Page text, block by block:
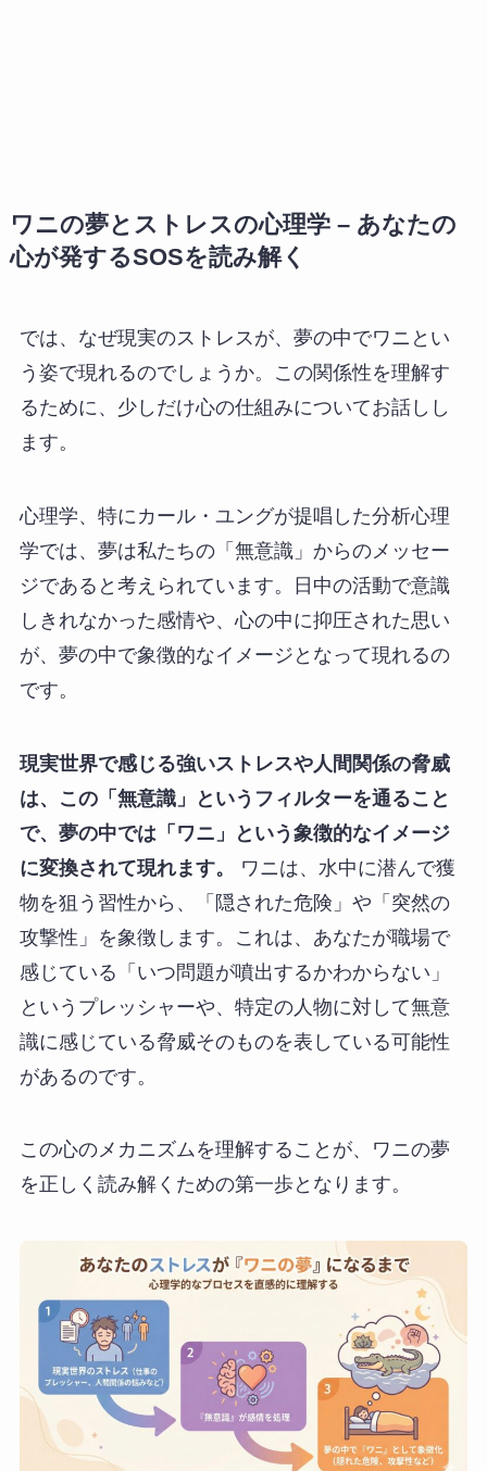
ワニの夢とストレスの心理学 – あなたの
心が発するSOSを読み解く
では、なぜ現実のストレスが、夢の中でワニとい
う姿で現れるのでしょうか。この関係性を理解す
るために、少しだけ心の仕組みについてお話しし
ます。
心理学、特にカール・ユングが提唱した分析心理
学では、夢は私たちの「無意識」からのメッセー
ジであると考えられています。日中の活動で意識
しきれなかった感情や、心の中に抑圧された思い
が、夢の中で象徴的なイメージとなって現れるの
です。
現実世界で感じる強いストレスや人間関係の脅威
は、この「無意識」というフィルターを通ること
で、夢の中では「ワニ」という象徴的なイメージ
に変換されて現れます。
ワニは、水中に潜んで獲
物を狙う習性から、「隠された危険」や「突然の
攻撃性」を象徴します。これは、あなたが職場で
感じている「いつ問題が噴出するかわからない」
というプレッシャーや、特定の人物に対して無意
識に感じている脅威そのものを表している可能性
があるのです。
この心のメカニズムを理解することが、ワニの夢
を正しく読み解くための第一歩となります。